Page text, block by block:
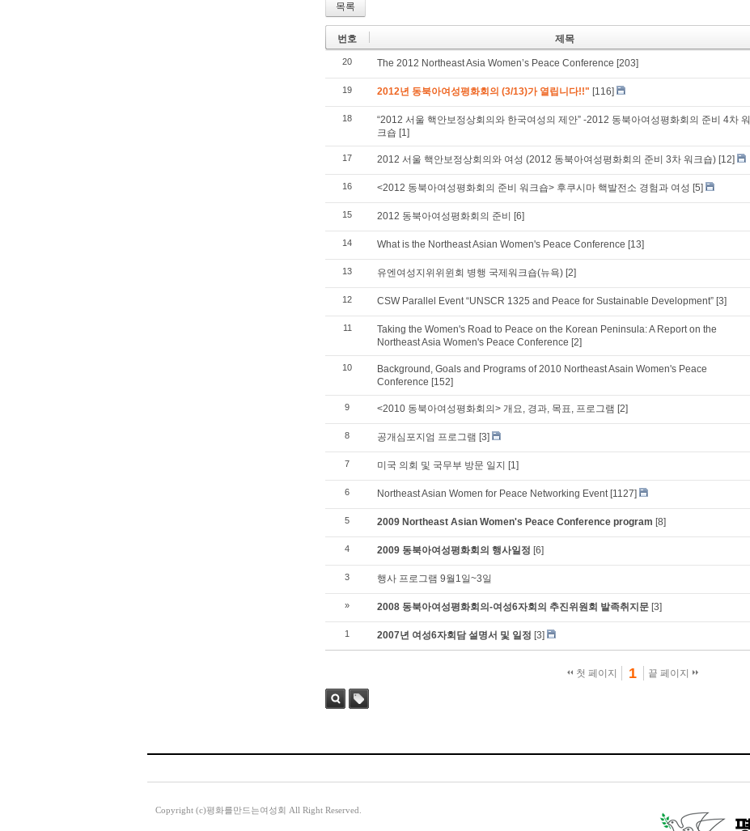
목록
번호 제목
20 The 2012 Northeast Asia Women’s Peace Conference [203]
19 2012년 동북아여성평화회의 (3/13)가 열립니다!!" [116]
18
“2012 서울 핵안보정상회의와 한국여성의 제안” -2012 동북아여성평화회의 준비 4차 워
크숍 [1]
17 2012 서울 핵안보정상회의와 여성 (2012 동북아여성평화회의 준비 3차 워크숍) [12]
16 <2012 동북아여성평화회의 준비 워크숍> 후쿠시마 핵발전소 경험과 여성 [5]
15 2012 동북아여성평화회의 준비 [6]
14 What is the Northeast Asian Women's Peace Conference [13]
13 유엔여성지위위윈회 병행 국제워크숍(뉴욕) [2]
12 CSW Parallel Event “UNSCR 1325 and Peace for Sustainable Development” [3]
11
Taking the Women's Road to Peace on the Korean Peninsula: A Report on the
Northeast Asia Women's Peace Conference [2]
10
Background, Goals and Programs of 2010 Northeast Asain Women's Peace
Conference [152]
9 <2010 동북아여성평화회의> 개요, 경과, 목표, 프로그램 [2]
8 공개심포지엄 프로그램 [3]
7 미국 의회 및 국무부 방문 일지 [1]
6 Northeast Asian Women for Peace Networking Event [1127]
5 2009 Northeast Asian Women's Peace Conference program [8]
4 2009 동북아여성평화회의 행사일정 [6]
3 행사 프로그램 9월1일~3일
» 2008 동북아여성평화회의-여성6자회의 추진위원회 발족취지문 [3]
1 2007년 여성6자회담 설명서 및 일정 [3]
첫 페이지 1 끝 페이지
Copyright (c)평화를만드는여성회 All Right Reserved.